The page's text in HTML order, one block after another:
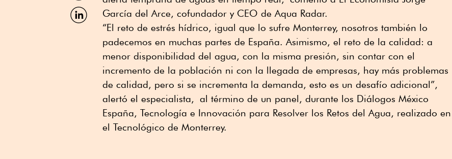
Facebook
Compartir
por
García del Arce, cofundador y CEO de Aqua Radar.
“El reto de estrés hídrico, igual que lo sufre Monterrey, nosotros también lo
padecemos en muchas partes de España. Asimismo, el reto de la calidad: a
menor disponibilidad del agua, con la misma presión, sin contar con el
incremento de la población ni con la llegada de empresas, hay más problemas
de calidad, pero si se incrementa la demanda, esto es un desafío adicional”,
alertó el especialista, al término de un panel, durante los Diálogos México
España, Tecnología e Innovación para Resolver los Retos del Agua, realizado en
el Tecnológico de Monterrey.